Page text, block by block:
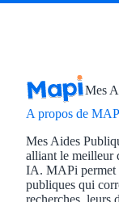
Mes
A propos de
Mes Aides
alliant le meilleur
IA. MAPi permet
publiques qui
recherches, leurs